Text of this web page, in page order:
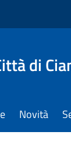
di
Novità